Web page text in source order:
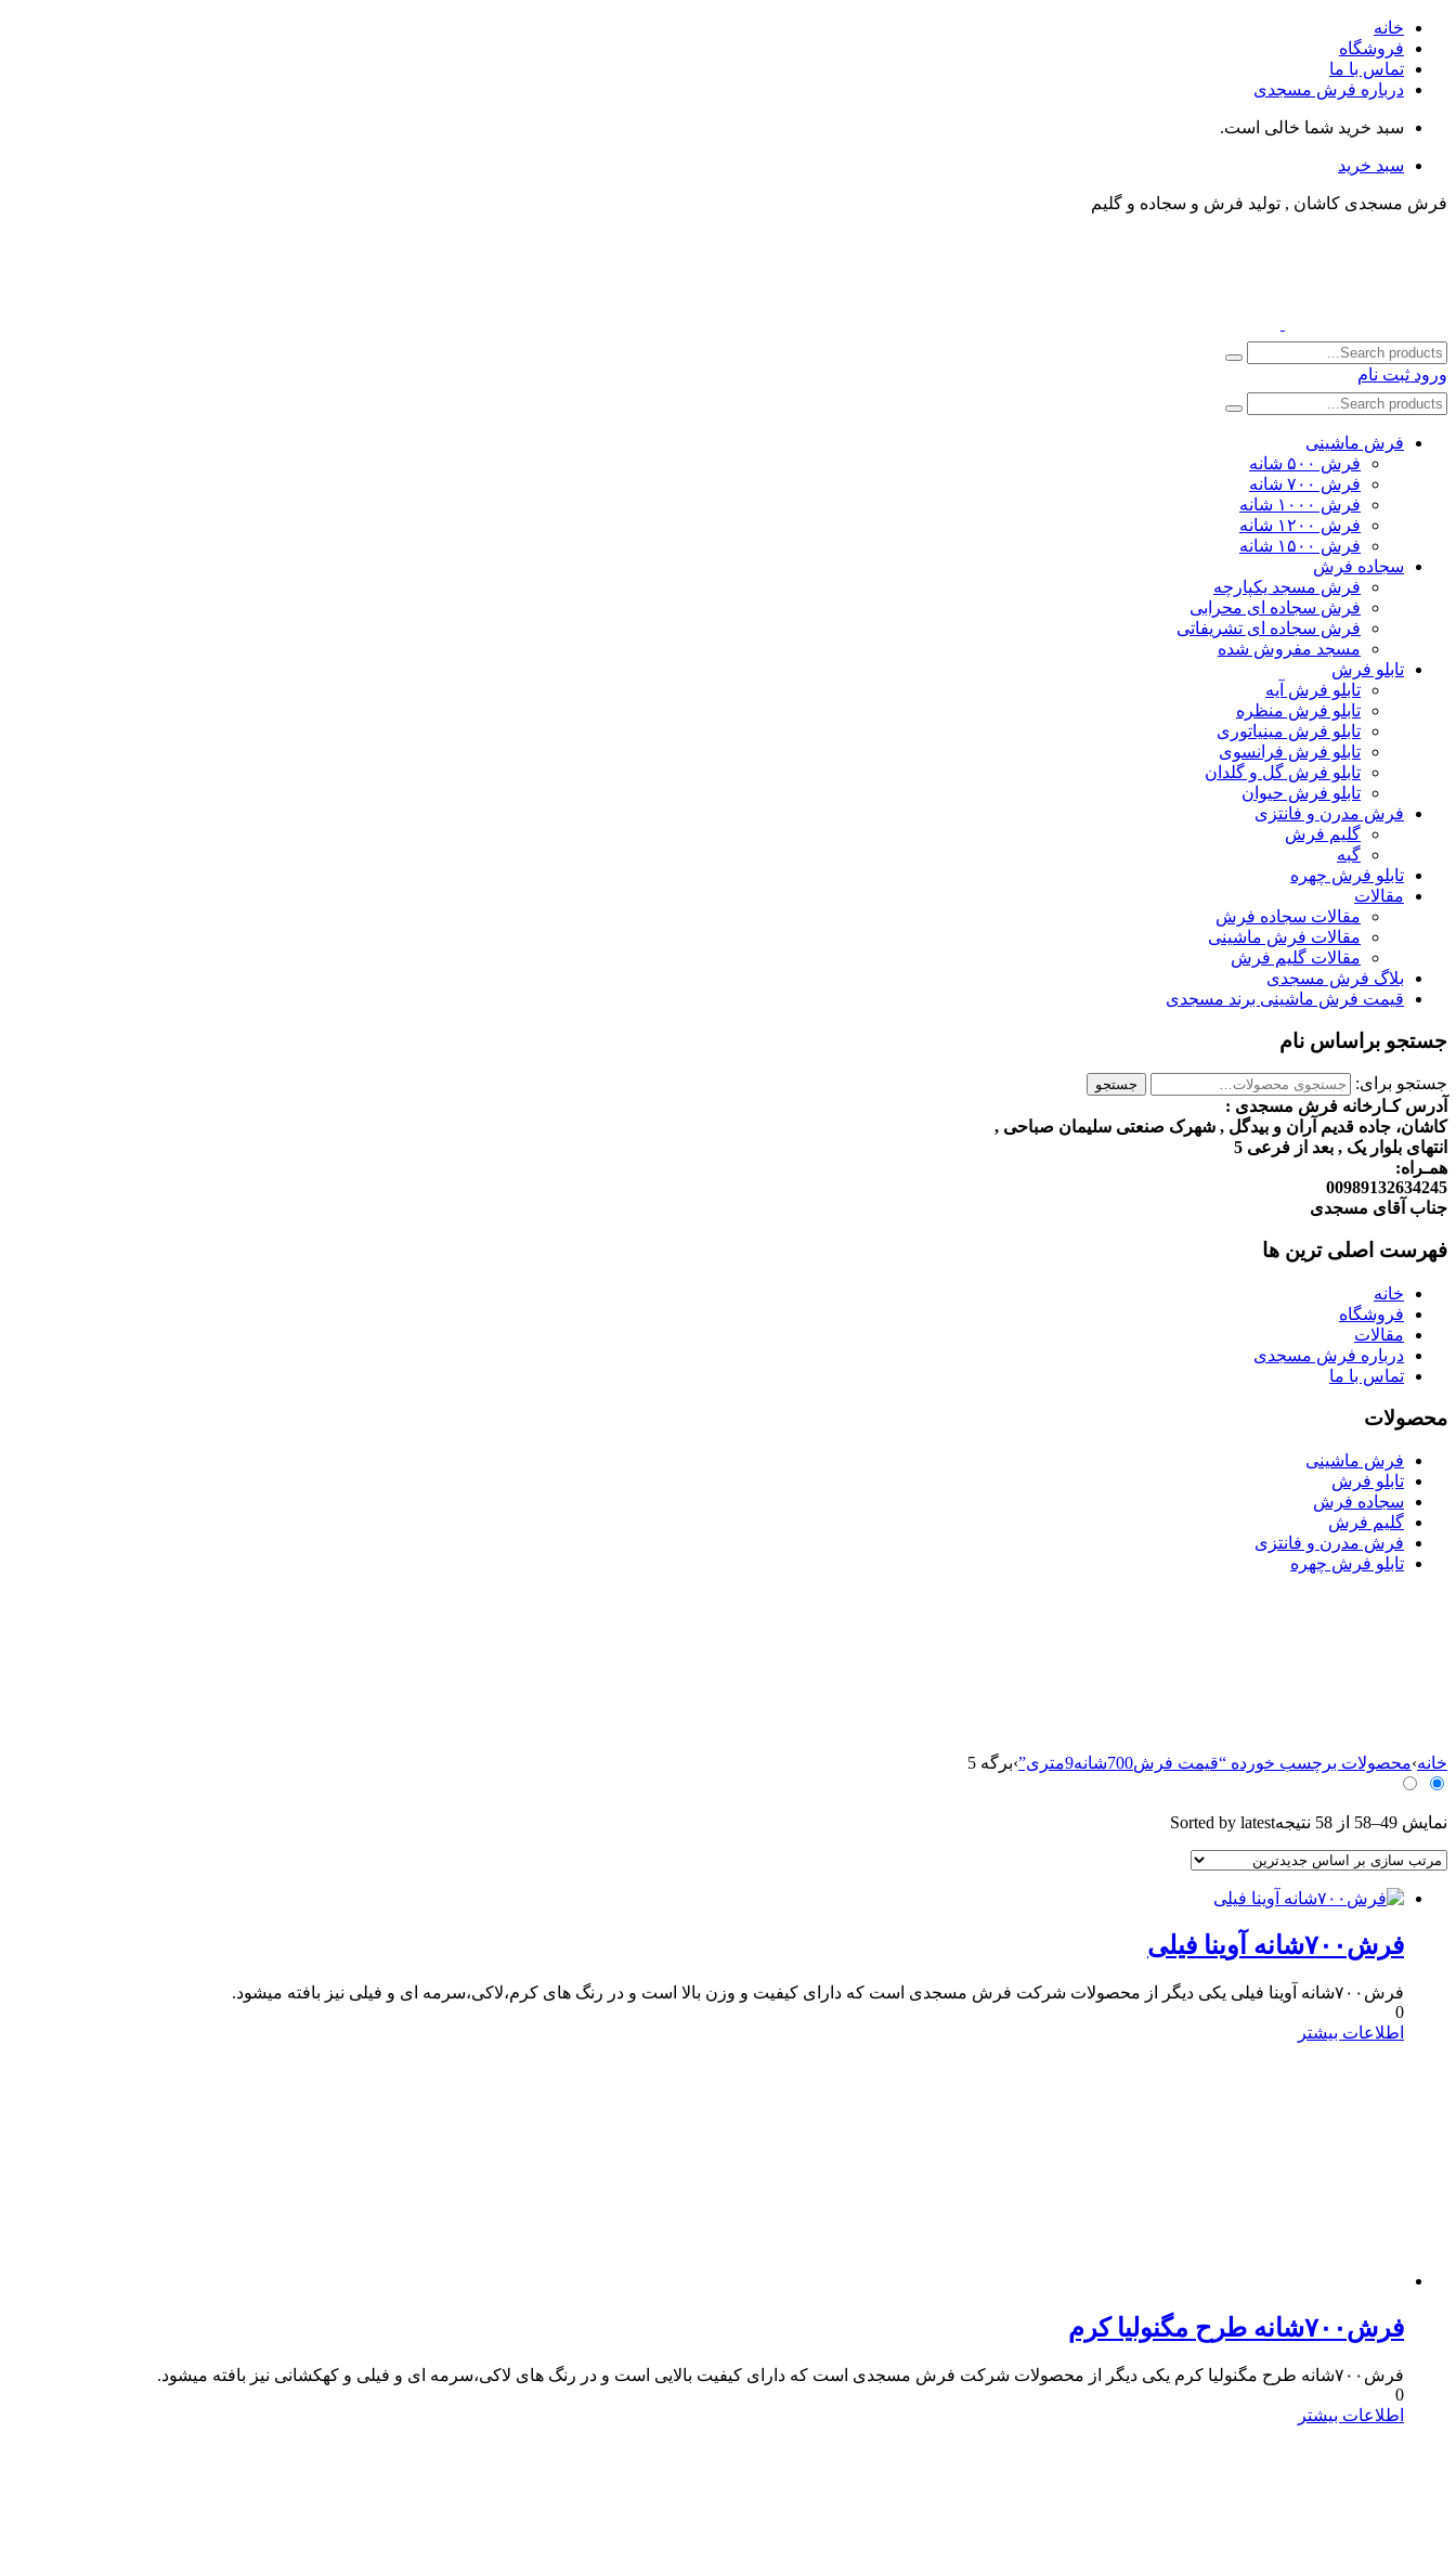
خانه
فروشگاه
تماس با ما
درباره فرش مسجدی
سبد خرید شما خالی است.
سبد خرید
فرش مسجدی کاشان , تولید فرش و سجاده و گلیم
ورود ثبت نام
فرش ماشینی
فرش ۵۰۰ شانه
فرش ۷۰۰ شانه
فرش ۱۰۰۰ شانه
فرش ۱۲۰۰ شانه
فرش ۱۵۰۰ شانه
سجاده فرش
فرش مسجد یکپارچه
فرش سجاده ای محرابی
فرش سجاده ای تشریفاتی
مسجد مفروش شده
تابلو فرش
تابلو فرش آیه
تابلو فرش منظره
تابلو فرش مینیاتوری
تابلو فرش فرانسوی
تابلو فرش گل و گلدان
تابلو فرش حیوان
فرش مدرن و فانتزی
گلیم فرش
گبه
تابلو فرش چهره
مقالات
مقالات سجاده فرش
مقالات فرش ماشینی
مقالات گلیم فرش
بلاگ فرش مسجدی
قیمت فرش ماشینی برند مسجدی
جستجو براساس نام
جستجو برای: جستجو
آدرس کـارخانه فرش مسجدی :
کاشان، جاده قدیم آران و بیدگل , شهرک صنعتی سلیمان صباحی ,
انتهای بلوار یک , بعد از فرعی 5
همـراه:
00989132634245
جناب آقای مسجدی
فهرست اصلی ترین ها
خانه
فروشگاه
مقالات
درباره فرش مسجدی
تماس با ما
محصولات
فرش ماشینی
تابلو فرش
سجاده فرش
گلیم فرش
فرش مدرن و فانتزی
تابلو فرش چهره
خانه›محصولات برچسب خورده “قیمت فرش700شانه9متری” ›برگه 5
نمایش 49–58 از 58 نتیجه Sorted by latest
فرش۷۰۰شانه آوینا فیلی
فرش۷۰۰شانه آوینا فیلی یکی دیگر از محصولات شرکت فرش مسجدی است که دارای کیفیت و وزن بالا است و در رنگ های کرم،لاکی،سرمه ای و فیلی نیز بافته میشود.
0
اطلاعات بیشتر
فرش۷۰۰شانه طرح مگنولیا کرم
فرش۷۰۰شانه طرح مگنولیا کرم یکی دیگر از محصولات شرکت فرش مسجدی است که دارای کیفیت بالایی است و در رنگ های لاکی،سرمه ای و فیلی و کهکشانی نیز بافته میشود.
0
اطلاعات بیشتر